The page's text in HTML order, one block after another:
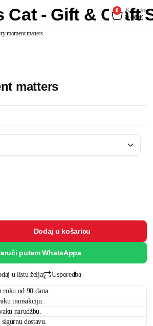
Cat - Gift & Craft
0 Košarica
0,00€
moment matters
matters
Dodaj u košaricu
putem WhatsAppa
u listu želja Usporedba
roku od 90 dana.
transakciju.
narudžbu.
dostavu.